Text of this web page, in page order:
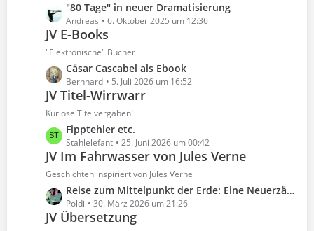
g
e
e
i
t
r
ä
g
e
L
e
z
e
B
e
i
t
r
ä
g
e
"80 Tage" in neuer Dramatisierung
Andreas 6. Oktober 2025 um 12:36
JV E-Books
"Elektronische" Bücher
L
e
z
e
B
e
i
t
r
ä
Cäsar Cascabel als Ebook
Bernhard 5. Juli 2026 um 16:52
JV Titel-Wirrwarr
Kuriose Titelvergaben!
L
e
z
e
B
e
Fipptehler etc.
Stahlelefant 25. Juni 2026 um 00:42
JV Im Fahrwasser von Jules Verne
Geschichten inspiriert von Jules Verne
L
e
Reise zum Mittelpunkt der Erde: Eine Neuerzählung nach Jules Verne
Poldi 30. März 2026 um 21:26
JV Übersetzung